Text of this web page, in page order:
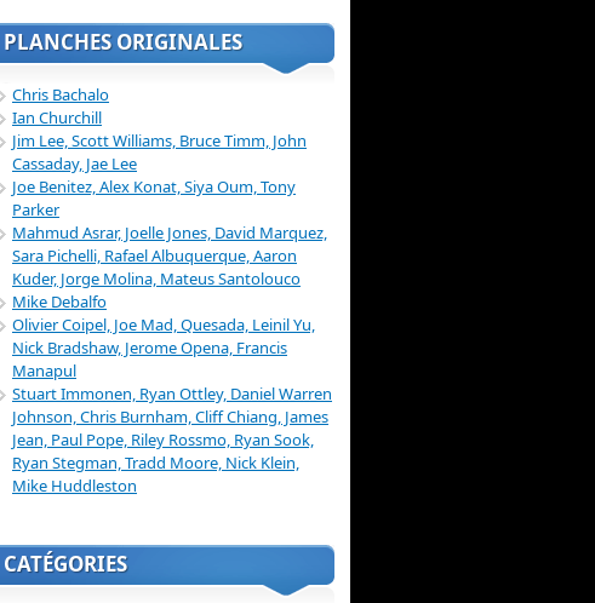
PLANCHES ORIGINALES
Chris Bachalo
Ian Churchill
Jim Lee, Scott Williams, Bruce Timm, John
Cassaday, Jae Lee
Joe Benitez, Alex Konat, Siya Oum, Tony
Parker
Mahmud Asrar, Joelle Jones, David Marquez,
Sara Pichelli, Rafael Albuquerque, Aaron
Kuder, Jorge Molina, Mateus Santolouco
Mike Debalfo
Olivier Coipel, Joe Mad, Quesada, Leinil Yu,
Nick Bradshaw, Jerome Opena, Francis
Manapul
Stuart Immonen, Ryan Ottley, Daniel Warren
Johnson, Chris Burnham, Cliff Chiang, James
Jean, Paul Pope, Riley Rossmo, Ryan Sook,
Ryan Stegman, Tradd Moore, Nick Klein,
Mike Huddleston
CATÉGORIES